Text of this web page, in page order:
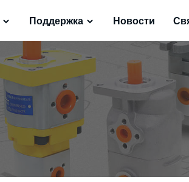
Поддержка Новости